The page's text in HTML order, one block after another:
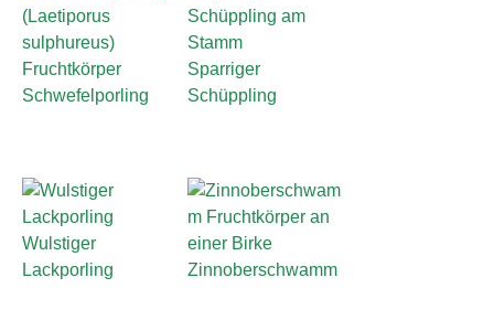
Schwefelporling
Sparriger
Schüppling
Wulstiger
Lackporling
Zinnoberschwamm